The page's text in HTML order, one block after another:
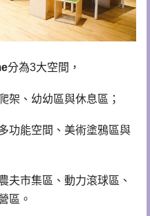
分為3大空間，
架、幼幼區與休息區；
功能空間、美術塗鴉區與
夫市集區、動力滾球區、
區。